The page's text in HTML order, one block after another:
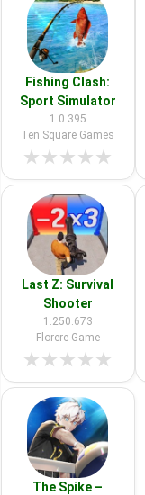
Fishing Clash:
Sport Simulator
1.0.395
Ten Square Games
★★★★★
Last Z: Survival
Shooter
1.250.673
Florere Game
★★★★★
The Spike –